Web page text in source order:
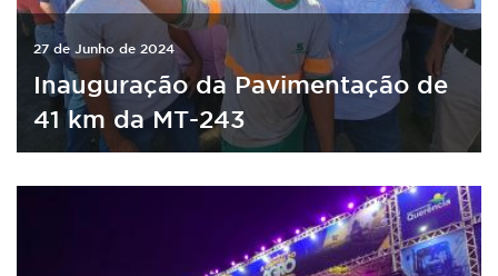
27 de Junho de 2024
Inauguração da Pavimentação de
41 km da MT-243